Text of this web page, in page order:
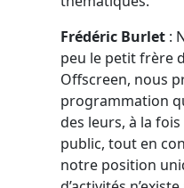
Frédéric Burlet :
peu le petit frère
Offscreen, nous
programmation
des leurs, à la
public, tout en
notre position